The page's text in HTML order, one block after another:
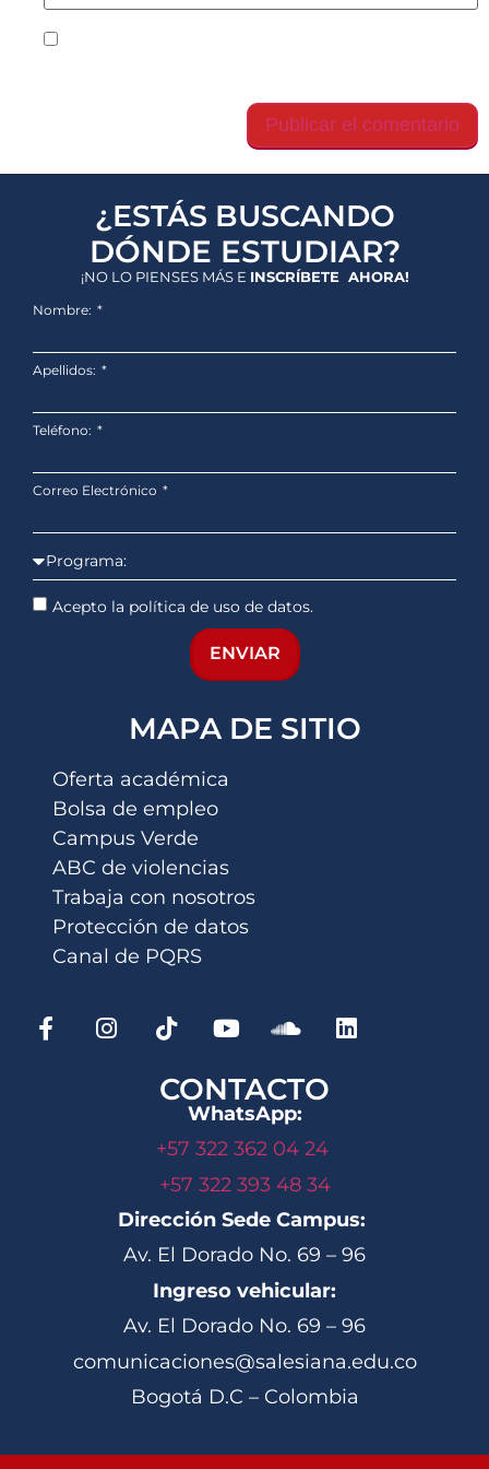
¿ESTÁS BUSCANDO
DÓNDE ESTUDIAR?
¡NO LO PIENSES MÁS E INSCRÍBETE AHORA!
Nombre:
Apellidos:
Teléfono:
Correo Electrónico
Acepto la política de uso de datos.
ENVIAR
MAPA DE SITIO
Oferta académica
Bolsa de empleo
Campus Verde
ABC de violencias
Trabaja con nosotros
Protección de datos
Canal de PQRS
CONTACTO
WhatsApp:
+57 322 362 04 24
+57 322 393 48 34
Dirección Sede Campus:
Av. El Dorado No. 69 – 96
Ingreso vehicular:
Av. El Dorado No. 69 – 96
comunicaciones@salesiana.edu.co
Bogotá D.C – Colombia